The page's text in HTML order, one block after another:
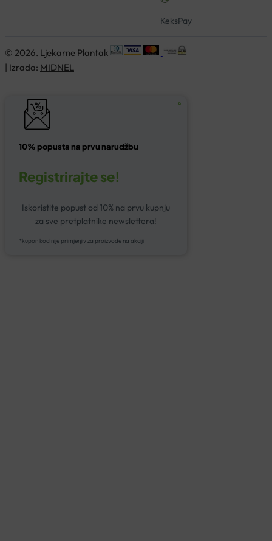
KeksPay
© 2026. Ljekarne Plantak
| Izrada: MIDNEL
10% popusta na prvu narudžbu
Registrirajte se!
Iskoristite popust od 10% na prvu kupnju
za sve pretplatnike newslettera!
*kupon kod nije primjenjiv za proizvode na akciji